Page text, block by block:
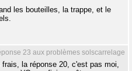
les bouteilles, la trappe, et le
23 aux problèmes solscarrelage
la réponse 20, c'est pas moi,